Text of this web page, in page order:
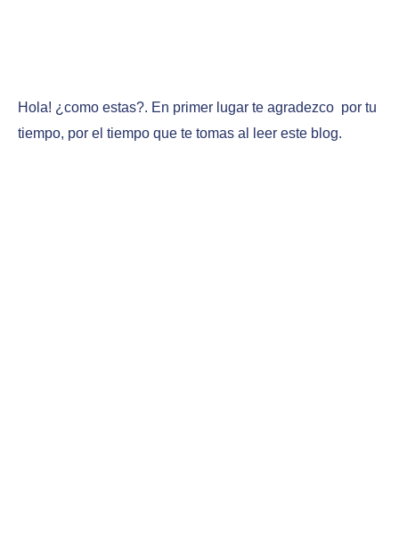
Hola! ¿como estas?. En primer lugar te agradezco por tu
tiempo, por el tiempo que te tomas al leer este blog.